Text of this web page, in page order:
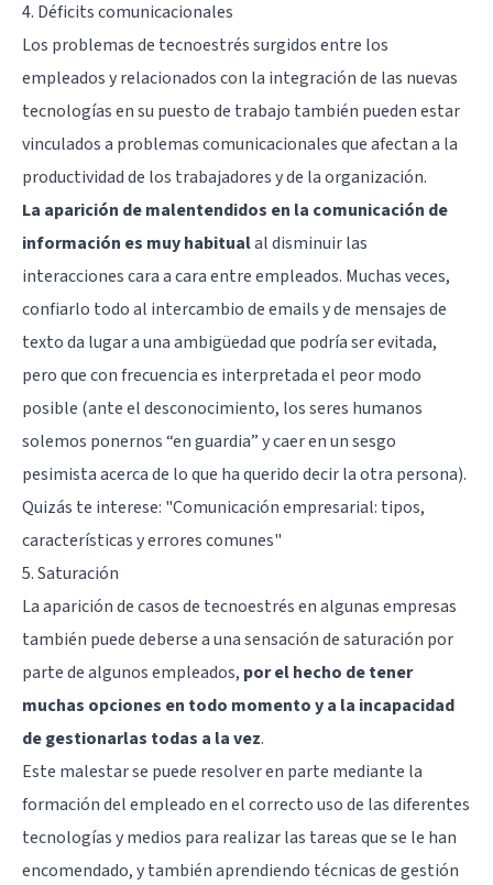
4. Déficits comunicacionales
Los problemas de tecnoestrés surgidos entre los
empleados y relacionados con la integración de las nuevas
tecnologías en su puesto de trabajo también pueden estar
vinculados a problemas comunicacionales que afectan a la
productividad de los trabajadores y de la organización.
La aparición de malentendidos en la comunicación de
información es muy habitualal disminuir las
interacciones cara a cara entre empleados. Muchas veces,
confiarlo todo al intercambio de emails y de mensajes de
texto da lugar a una ambigüedad que podría ser evitada,
pero que con frecuencia es interpretada el peor modo
posible (ante el desconocimiento, los seres humanos
solemos ponernos “en guardia” y caer en un sesgo
pesimista acerca de lo que ha querido decir la otra persona).
Quizás te interese: "Comunicación empresarial: tipos,
características y errores comunes"
5. Saturación
La aparición de casos de tecnoestrés en algunas empresas
también puede deberse a una sensación de saturación por
parte de algunos empleados, por el hecho de tener
muchas opciones en todo momento y a la incapacidad
de gestionarlas todas a la vez.
Este malestar se puede resolver en parte mediante la
formación del empleado en el correcto uso de las diferentes
tecnologías y medios para realizar las tareas que se le han
encomendado, y también aprendiendo técnicas de gestión